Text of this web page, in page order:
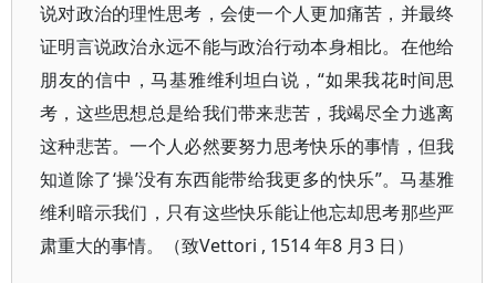
说对政治的理性思考，会使一个人更加痛苦，并最终
证明言说政治永远不能与政治行动本身相比。在他给
朋友的信中，马基雅维利坦白说，“如果我花时间思
考，这些思想总是给我们带来悲苦，我竭尽全力逃离
这种悲苦。一个人必然要努力思考快乐的事情，但我
知道除了‘操’没有东西能带给我更多的快乐”。马基雅
维利暗示我们，只有这些快乐能让他忘却思考那些严
肃重大的事情。（致Vettori , 1514 年8 月3 日）